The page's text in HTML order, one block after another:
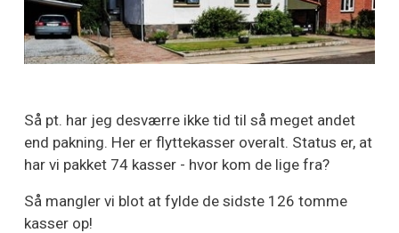
Så pt. har jeg desværre ikke tid til så meget andet
end pakning. Her er flyttekasser overalt. Status er, at
har vi pakket 74 kasser - hvor kom de lige fra?
Så mangler vi blot at fylde de sidste 126 tomme
kasser op!